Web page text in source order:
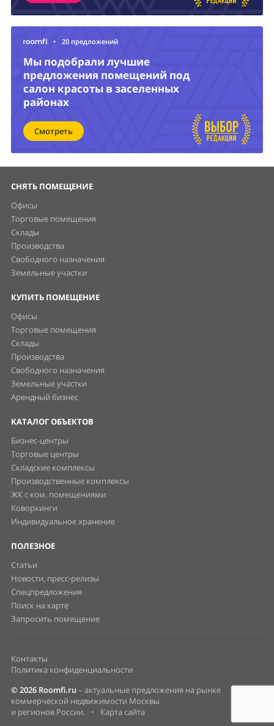
• 20 предложений
Мы подобрали лучшие
предложения помещений под
салон красоты в заселенных
районах
Смотреть
СНЯТЬ ПОМЕЩЕНИЕ
Офисы
Торговые помещения
Склады
Производства
Свободного назначения
Земельные участки
КУПИТЬ ПОМЕЩЕНИЕ
Офисы
Торговые помещения
Склады
Производства
Свободного назначения
Земельные участки
Арендный бизнес
КАТАЛОГ ОБЪЕКТОВ
Бизнес-центры
Торговые центры
Складские комплексы
Производственные комплексы
ЖК с ком. помещениями
Коворкинги
Индивидуальное хранение
ПОЛЕЗНОЕ
Статьи
Новости, пресс-релизы
Спецпредложения
Поиск на карте
Запросить помещение
Контакты
Политика конфиденциальности
© 2026 Roomfi.ru– актуальные предложения на рынке
коммерческой недвижимости Москвы
и регионов России.
• Карта сайта